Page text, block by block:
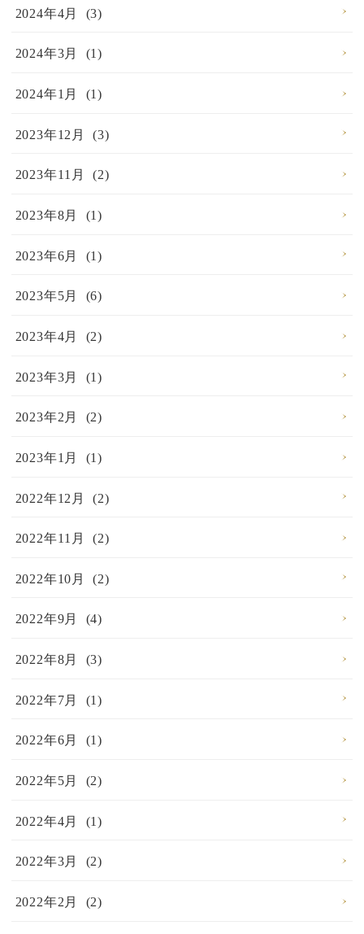
2024年4月 (3)
2024年3月 (1)
2024年1月 (1)
2023年12月 (3)
2023年11月 (2)
2023年8月 (1)
2023年6月 (1)
2023年5月 (6)
2023年4月 (2)
2023年3月 (1)
2023年2月 (2)
2023年1月 (1)
2022年12月 (2)
2022年11月 (2)
2022年10月 (2)
2022年9月 (4)
2022年8月 (3)
2022年7月 (1)
2022年6月 (1)
2022年5月 (2)
2022年4月 (1)
2022年3月 (2)
2022年2月 (2)